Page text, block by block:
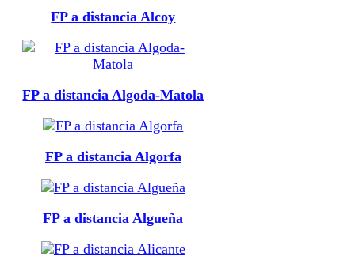
FP a distancia Alcoy
FP a distancia Algoda-Matola
FP a distancia Algorfa
FP a distancia Algueña